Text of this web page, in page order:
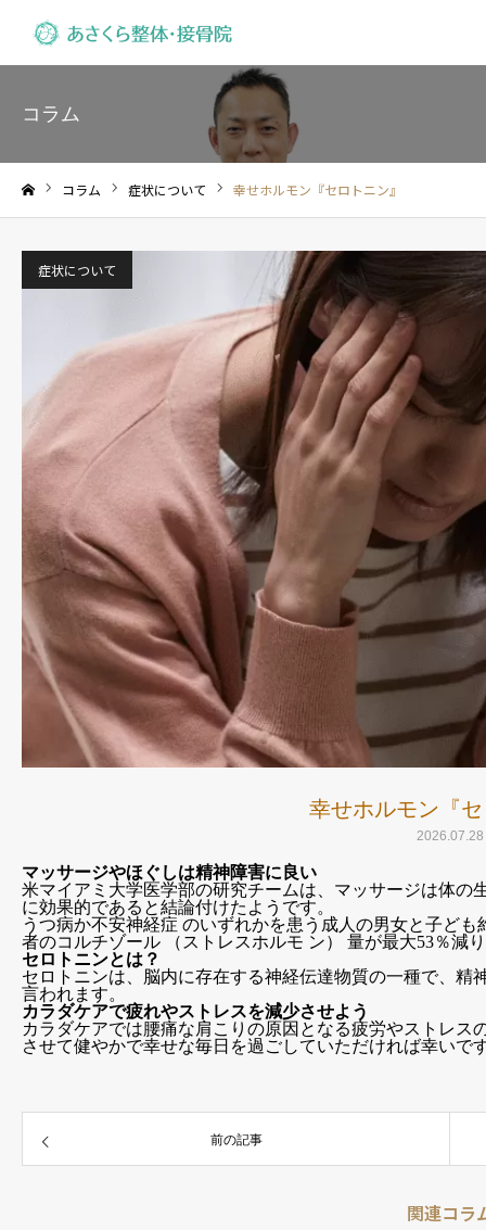
コラム
コラム 症状について 幸せホルモン『セロトニン』
症状について
幸せホルモン『
2026.07.28
マッサージやほぐしは精神障害に良い
米マイアミ大学医学部の研究チームは、マッサージは体の
に効果的であると結論付けたようです。
うつ病か不安神経症 のいずれかを患う成人の男女と子ど
者のコルチゾール （ストレスホルモ ン） 量が最大53％減
セロトニンとは？
セロトニンは、脳内に存在する神経伝達物質の一種で、
言われます。
カラダケアで疲れやストレスを減少させよう
カラダケアでは腰痛な肩こりの原因となる疲労やストレ
させて健やかで幸せな毎日を過ごしていただければ幸いで
前の記事
関連コラ